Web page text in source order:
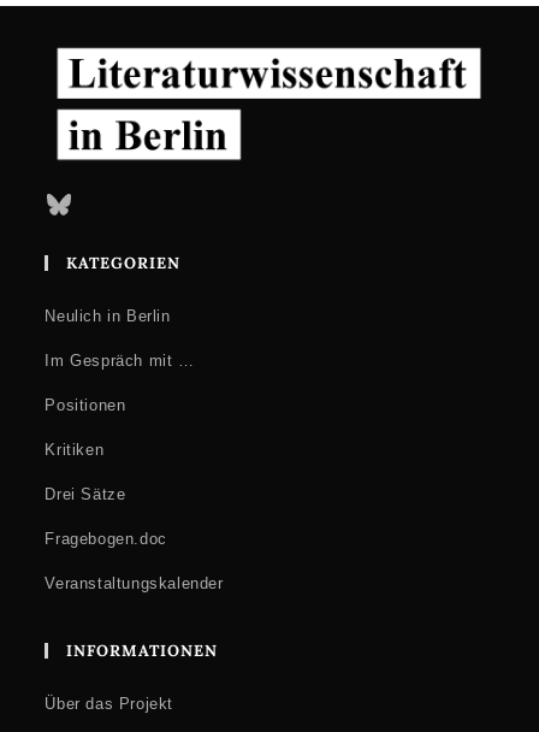
Bluesky
KATEGORIEN
Neulich in Berlin
Im Gespräch mit …
Positionen
Kritiken
Drei Sätze
Fragebogen.doc
Veranstaltungskalender
INFORMATIONEN
Über das Projekt